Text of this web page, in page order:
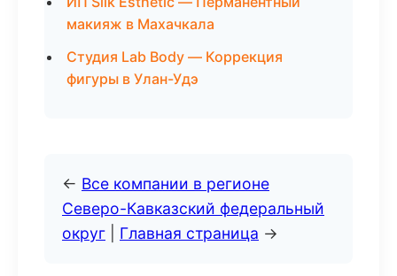
макияж в Махачкала
Студия Lab Body — Коррекция
фигуры в Улан-Удэ
← Все компании в регионе
Северо-Кавказский федеральный
округ
Главная страница →